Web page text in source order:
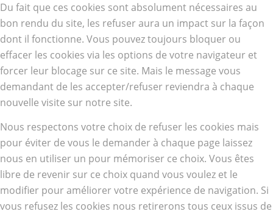
Du fait que ces cookies sont absolument nécessaires au
bon rendu du site, les refuser aura un impact sur la façon
dont il fonctionne. Vous pouvez toujours bloquer ou
effacer les cookies via les options de votre navigateur et
forcer leur blocage sur ce site. Mais le message vous
demandant de les accepter/refuser reviendra à chaque
nouvelle visite sur notre site.
Nous respectons votre choix de refuser les cookies mais
pour éviter de vous le demander à chaque page laissez
nous en utiliser un pour mémoriser ce choix. Vous êtes
libre de revenir sur ce choix quand vous voulez et le
modifier pour améliorer votre expérience de navigation. Si
vous refusez les cookies nous retirerons tous ceux issus de